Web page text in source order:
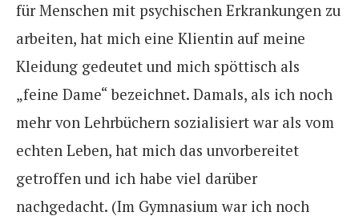
für Menschen mit psychischen Erkrankungen zu
arbeiten, hat mich eine Klientin auf meine
Kleidung gedeutet und mich spöttisch als
„feine Dame“ bezeichnet. Damals, als ich noch
mehr von Lehrbüchern sozialisiert war als vom
echten Leben, hat mich das unvorbereitet
getroffen und ich habe viel darüber
nachgedacht. (Im Gymnasium war ich noch